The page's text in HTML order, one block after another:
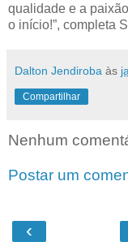
qualidade e a
o início!”, completa
Dalton Jendiroba às
Compartilhar
Nenhum
Postar um
‹